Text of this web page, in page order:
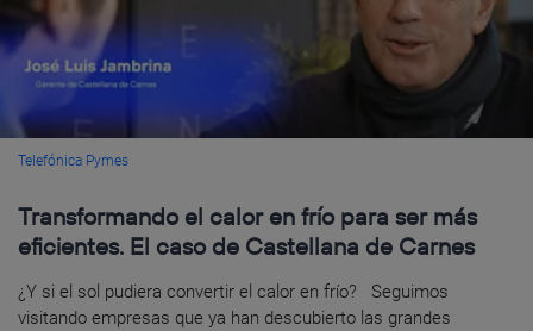
Telefónica Pymes
Transformando el calor en frío para ser más
eficientes. El caso de Castellana de Carnes
¿Y si el sol pudiera convertir el calor en frío? Seguimos
visitando empresas que ya han descubierto las grandes